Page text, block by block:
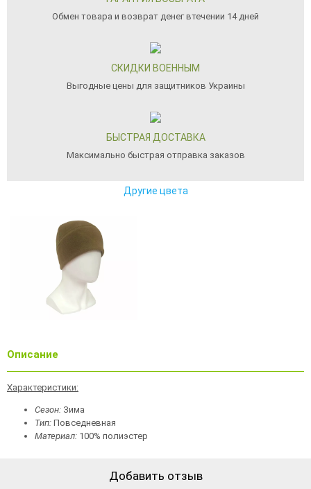
Обмен товара и возврат денег втечении 14 дней
СКИДКИ ВОЕННЫМ
Выгодные цены для защитников Украины
БЫСТРАЯ ДОСТАВКА
Максимально быстрая отправка заказов
Другие цвета
Описание
Характеристики:
Сезон: Зима
Тип: Повседневная
Материал: 100% полиэстер
Добавить отзыв